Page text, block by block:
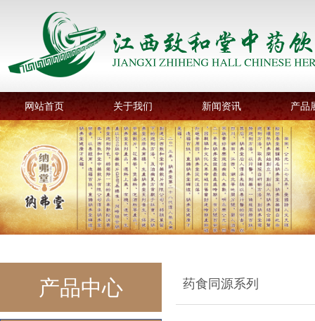
网站首页 关于我们 新闻资讯 产品
产品中心 药食同源系列